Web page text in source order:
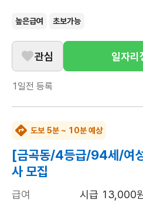
높은급여 초보가능
관심 일자리
1일전 등록
도보 5분 ~ 10분 예상
[금곡동/4등급/94세/여
사 모집
급여
시급 13,000